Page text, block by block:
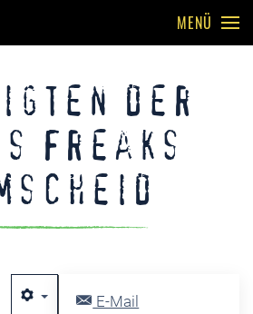
MENÜ
der
Freaks
E-Mail